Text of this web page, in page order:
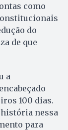
como
do
de que
a
100 dias.
história nessa
para